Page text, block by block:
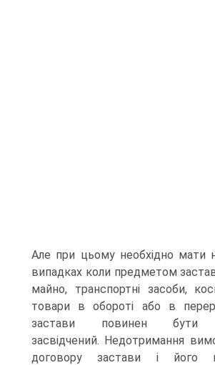
Але при цьому необхідно мати
випадках коли предметом
майно, транспортні засоби,
товари в обороті або в
застави повинен бути
засвідчений. Недотримання
договору застави і його